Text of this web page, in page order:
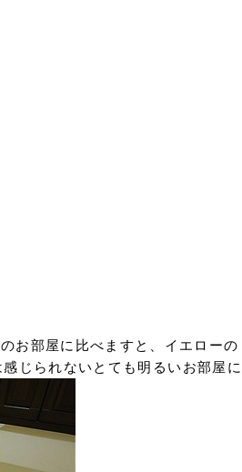
お部屋に比べますと、イエローの
じられないとても明るいお部屋に